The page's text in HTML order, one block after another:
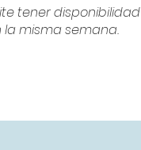
tener disponibilidad
la misma semana.